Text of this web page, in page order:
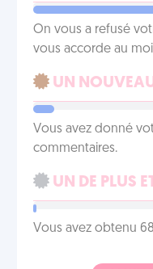
On vous a refusé
vous accorde au
UN
Vous avez donné
commentaires.
UN DE PLUS
Vous avez obtenu